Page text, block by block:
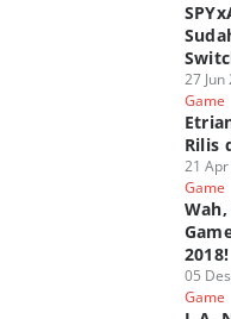
27 Jun
Game
Rilis
21 Apr
Game
2018!
05
Game